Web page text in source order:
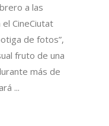
a las
CineCiutat
de fotos”,
fruto de una
más de